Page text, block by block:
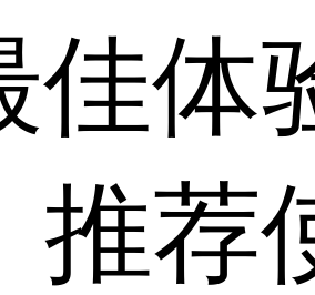
佳体
推荐